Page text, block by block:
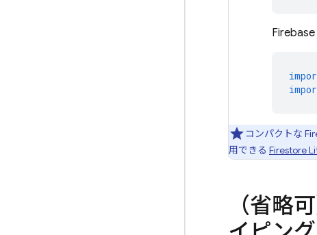
Firebase
コンパクトな
用できる Firestore
（省略可